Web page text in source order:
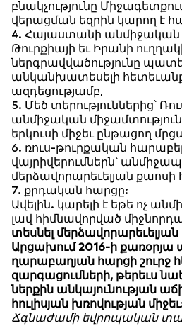
բնակչությունը
վերացման եզրին կարող է
4. Հայաստանի անմիջական
Թուրքիայի եւ Իրանի
ներգրավվածությունը
անկանխատեսելի
ազդեցությամբ,
5. Մեծ տերություններից՝
անմիջական
երկուսի միջեւ ընթացող
6. ռուս-թուրքական
վայրիվերումներն՝
մերձավորարեւելյան քաոսի
7. քրդական հարցը:
Ավելին. կարելի է եթե ոչ
լավ հիմնավորված
տեսնել
Արցախում 2016-ի քառօրյա
ղարաբաղյան հարցի շուրջ
զարգացումների, թերեւս
ներքին անկայունության
հուլիսյան խռովության միջեւ
Ճգնաժամի եվրոպական